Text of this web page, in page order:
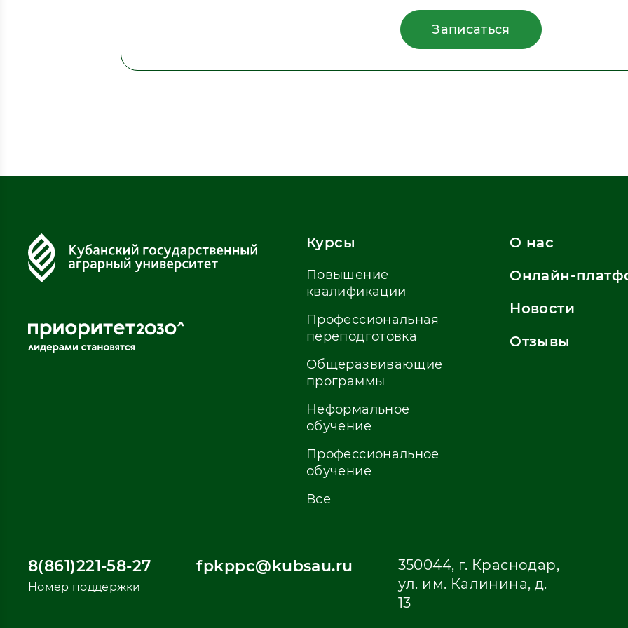
Записаться
Курсы
Повышение
квалификации
Профессиональная
переподготовка
Общеразвивающие
программы
Неформальное
обучение
Профессиональное
обучение
Все
О нас
Онлайн-
Новости
Отзывы
8(861)221-58-27
Номер поддержки
fpkppc@kubsau.ru
350044, г. Краснодар,
ул. им. Калинина, д.
13